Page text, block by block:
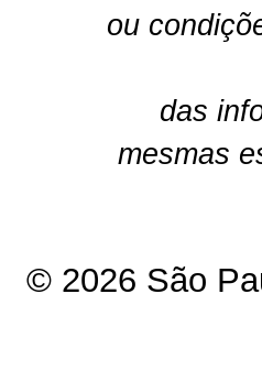
ou
das
mesmas
© 2026 São